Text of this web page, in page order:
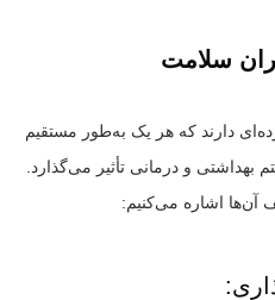
سلامت
دارند که هر یک به‌طور مستقیم
بهداشتی و درمانی تأثیر می‌گذارد.
آن‌ها اشاره می‌کنیم: